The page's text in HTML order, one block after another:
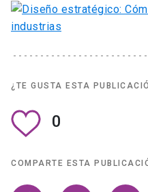
¿TE GUSTA ESTA
0
COMPARTE ESTA